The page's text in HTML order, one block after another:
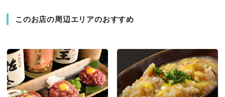
このお店の周辺エリアのおすすめ